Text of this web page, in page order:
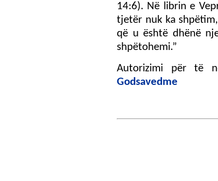
14:6). Në librin e
tjetër nuk ka
që u është dhënë
shpëtohemi.”
Autorizimi për të
Godsavedme